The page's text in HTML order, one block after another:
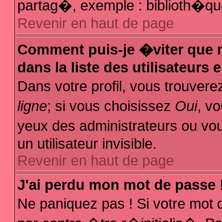
partag�, exemple :
Revenir en haut de page
Comment puis-je �viter que
dans la liste des utilisateurs
Dans votre profil, vous
ligne; si vous choisissez Oui,
yeux des administrateurs ou
un utilisateur invisible.
Revenir en haut de page
J'ai perdu mon mot de passe
Ne paniquez pas ! Si votre